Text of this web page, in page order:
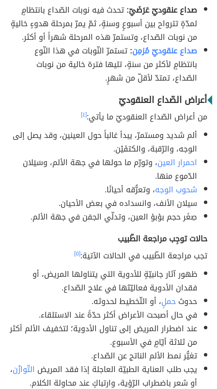
صداع عنقوديّ عَرَضَيّ:تحدث فيه نوبات الصّداع بانتظامٍ
لمدّةٍ تترواح بين أسبوعٍ وسنةٍ، ثمّ يمرّ بمرحلة هدوءٍ خاليةٍ
من نوبات الصّداع، وتستمرّ هذه المرحلة شهراً أو أكثر.
صداع عنقوديّ مُزمِن:تستمرّ النّوبات في هذا النّوع
بانتظامٍ لأكثر من سنةٍ، تليها فترة خالية من نوبات
الصّداع، تمتدّ لأقلّ من شهرٍ.
أعراض الصّداع العنقوديّ
من أعراض الصّداع العنقوديّ ما يأتي:[٤]
ألم شديد ومستمرّ، يبدأ غالباً حول العينين، وقد يصل إلى
الوجه، والرّقبة، والكتفَيْن.
احمرار العين، وتورّم ما حولها في جهة الألم، وسَيَلان
الدّموع منها.
شحوب الوجه، وتعرُّقه أحيانًا.
سيلان الأنف، وانسداده في بعض الأحيان.
صِغَر حجم بؤبؤ العين، وتدلّي الجفن في جهة الألم.
حالات توجِب مراجعة الطّبيب
تجب مراجعة الطّبيب في الحالات الآتية:[٥]
ظهور آثار جانبيّةٍ للأدوية التي يتناولها المريض، أو
فقدان الأدوية فعاليّتَها في علاج الصّداع.
حدوثحملٍ، أو التّخطيط لحدوثه.
في حال أصبحت الأعراض أكثر حدّةً عند الاستلقاء.
عند اضطرار المريض إلى تناول الأدوية؛ لتخفيف الألم أكثر
من ثلاثة أيّامٍ في الأسبوع.
تغيُّر نمط الألم الناتج عن الصّداع.
يجب طلب العناية الطبيّة العاجلة إذا فقد المريض التّوازُن،
أو شعر باضطراب الرّؤية، وارتباكٍ عند محاولة الكلام.